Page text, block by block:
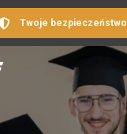
Twoje bezpieczeństwo